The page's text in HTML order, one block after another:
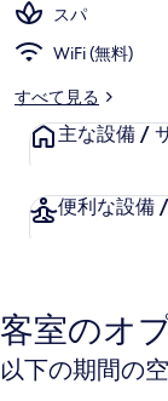
ダ
ウ
ン
レ
コ
ン
スパ
WiFi (無料)
すべて見る
主な設備 /
便利な設備
客室のオ
以下の期間の